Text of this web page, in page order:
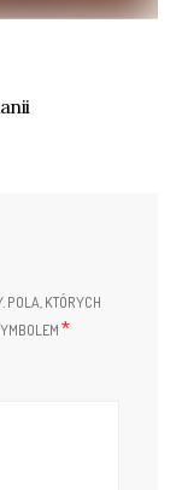
POLA, KTÓRYCH
*